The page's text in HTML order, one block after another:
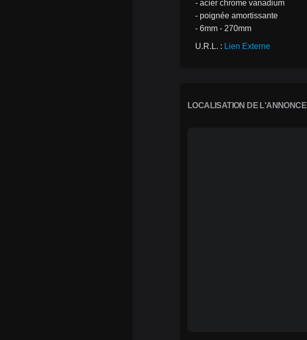
- acier chrome vanadium
- poignée amortissante
- 6mm - 270mm
U.R.L. : Lien Externe
LOCALISATION DE L'ANNONCE